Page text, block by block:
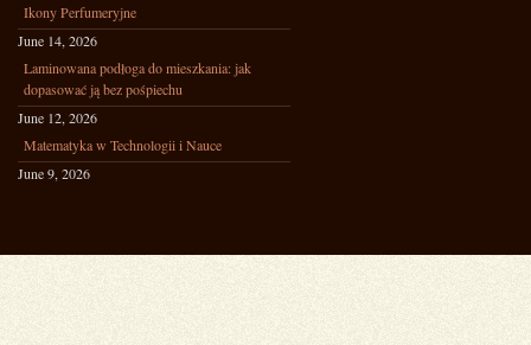
Ikony Perfumeryjne
June 14, 2026
Laminowana podłoga do mieszkania: jak
dopasować ją bez pośpiechu
June 12, 2026
Matematyka w Technologii i Nauce
June 9, 2026